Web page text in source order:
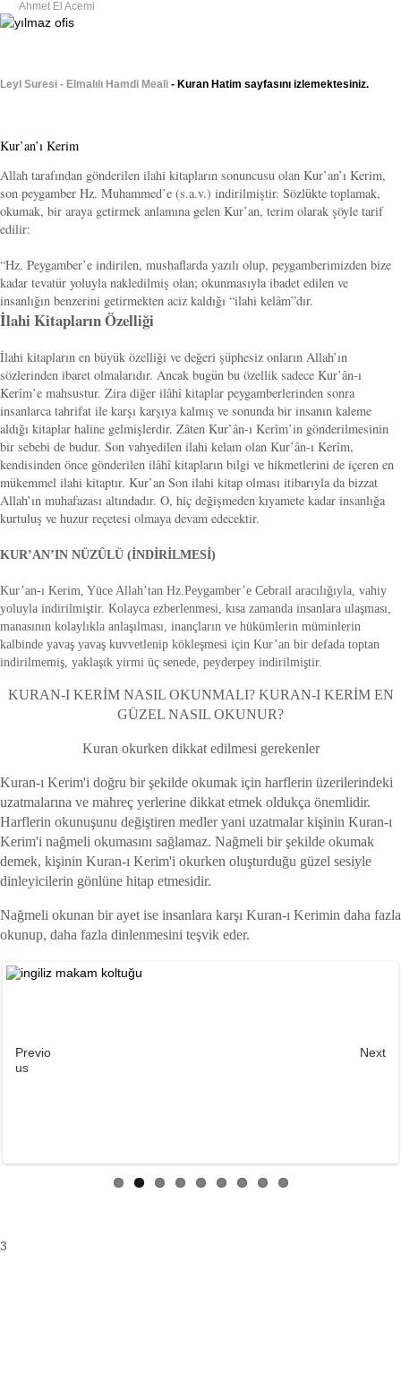
Ahmet El Acemi
Leyl Suresi - Elmalılı Hamdi Meali - Kuran Hatim sayfasını izlemektesiniz.
Kur’an’ı Kerim
Allah tarafından gönderilen ilahi kitapların sonuncusu olan Kur’an’ı Kerim,
son peygamber Hz. Muhammed’e (s.a.v.) indirilmiştir. Sözlükte toplamak,
okumak, bir araya getirmek anlamına gelen Kur’an, terim olarak şöyle tarif
edilir:
“Hz. Peygamber’e indirilen, mushaflarda yazılı olup, peygamberimizden bize
kadar tevatür yoluyla nakledilmiş olan; okunmasıyla ibadet edilen ve
insanlığın benzerini getirmekten aciz kaldığı “ilahi kelâm”dır.
İlahi Kitapların Özelliği
İlahi kitapların en büyük özelliği ve değeri şüphesiz onların Allah’ın
sözlerinden ibaret olmalarıdır. Ancak bugün bu özellik sadece Kur’ân-ı
Kerîm’e mahsustur. Zira diğer ilâhî kitaplar peygamberlerinden sonra
insanlarca tahrifat ile karşı karşıya kalmış ve sonunda bir insanın kaleme
aldığı kitaplar haline gelmişlerdir. Zâten Kur’ân-ı Kerîm’in gönderilmesinin
bir sebebi de budur. Son vahyedilen ilahi kelam olan Kur’ân-ı Kerîm,
kendisinden önce gönderilen ilâhî kitapların bilgi ve hikmetlerini de içeren en
mükemmel ilahi kitaptır. Kur’an Son ilahi kitap olması itibarıyla da bizzat
Allah’ın muhafazası altındadır. O, hiç değişmeden kıyamete kadar insanlığa
kurtuluş ve huzur reçetesi olmaya devam edecektir.
KUR’AN’IN NÜZÛLÜ (İNDİRİLMESİ)
Kur’an-ı Kerim, Yüce Allah’tan Hz.Peygamber’e Cebrail aracılığıyla, vahiy
yoluyla indirilmiştir. Kolayca ezberlenmesi, kısa zamanda insanlara ulaşması,
manasının kolaylıkla anlaşılması, inançların ve hükümlerin müminlerin
kalbinde yavaş yavaş kuvvetlenip kökleşmesi için Kur’an bir defada toptan
indirilmemiş, yaklaşık yirmi üç senede, peyderpey indirilmiştir.
KURAN-I KERİM NASIL OKUNMALI? KURAN-I KERİM EN
GÜZEL NASIL OKUNUR?
Kuran okurken dikkat edilmesi gerekenler
Kuran-ı Kerim'i doğru bir şekilde okumak için harflerin üzerilerindeki
uzatmalarına ve mahreç yerlerine dikkat etmek oldukça önemlidir.
Harflerin okunuşunu değiştiren medler yani uzatmalar kişinin Kuran-ı
Kerim'i nağmeli okumasını sağlamaz. Nağmeli bir şekilde okumak
demek, kişinin Kuran-ı Kerim'i okurken oluşturduğu güzel sesiyle
dinleyicilerin gönlüne hitap etmesidir.
Nağmeli okunan bir ayet ise insanlara karşı Kuran-ı Kerimin daha fazla
okunup, daha fazla dinlenmesini teşvik eder.
Previo
us
Next
3